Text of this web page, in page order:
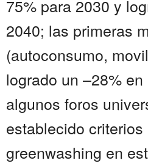
75% para 2030 y
2040; las primeras
(autoconsumo,
logrado un –28%
algunos foros
establecido
greenwashing en